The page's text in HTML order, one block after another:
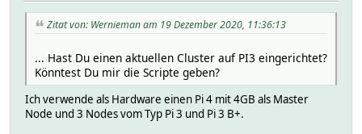
Zitat von: Wernieman am 19 Dezember 2020, 11:36:13
... Hast Du einen aktuellen Cluster auf PI3 eingerichtet?
Könntest Du mir die Scripte geben?
Ich verwende als Hardware einen Pi 4 mit 4GB als Master
Node und 3 Nodes vom Typ Pi 3 und Pi 3 B+.